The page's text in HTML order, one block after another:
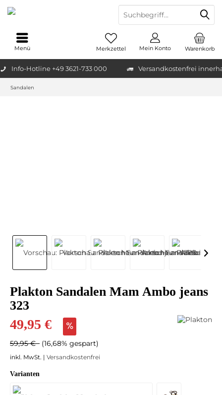
Info-Hotline +49 3621-733 000 Versandkostenfrei
Warenkorb
Merkzettel Mein Konto
Menü
Sandalen
Plakton Sandalen Mam Ambo jeans
323
49,95 €
59,95 € (16,68% gespart)
inkl. MwSt. | Versandkostenfrei
Varianten